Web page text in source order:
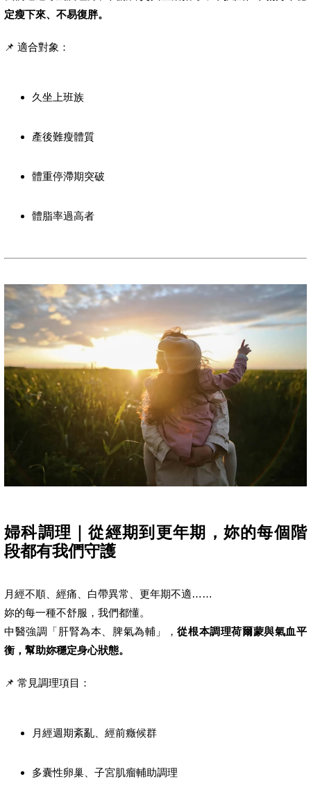
定瘦下來、不易復胖。
📌 適合對象：
久坐上班族
產後難瘦體質
體重停滯期突破
體脂率過高者
婦科調理｜從經期到更年期，妳的每個階
段都有我們守護
月經不順、經痛、白帶異常、更年期不適……
妳的每一種不舒服，我們都懂。
中醫強調「肝腎為本、脾氣為輔」，從根本調理荷爾蒙與氣血平
衡，幫助妳穩定身心狀態。
📌 常見調理項目：
月經週期紊亂、經前癥候群
多囊性卵巢、子宮肌瘤輔助調理